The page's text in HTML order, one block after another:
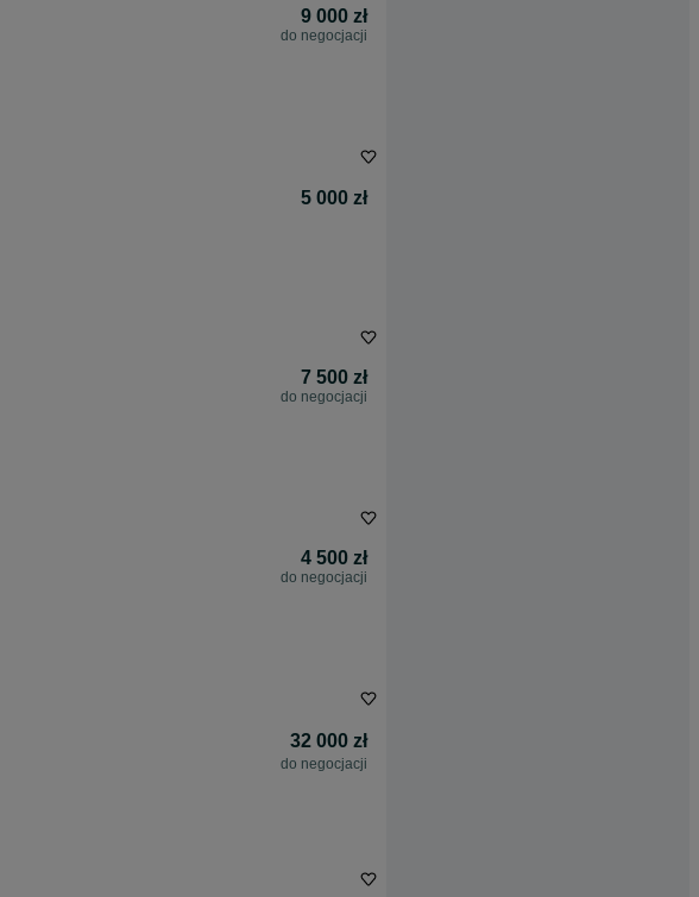
9 000 zł
do negocjacji
5 000 zł
7 500 zł
do negocjacji
4 500 zł
do negocjacji
32 000 zł
do negocjacji